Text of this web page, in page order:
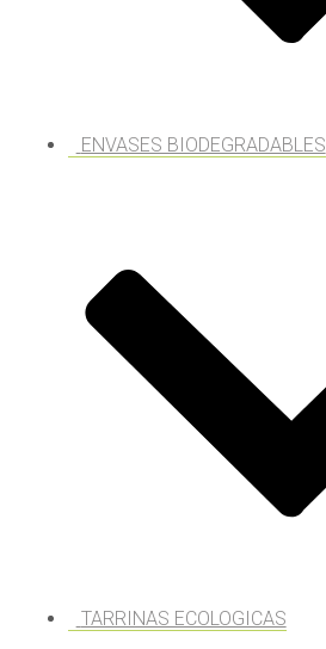
ENVASES BIODEGRADABLES
TARRINAS ECOLOGICAS